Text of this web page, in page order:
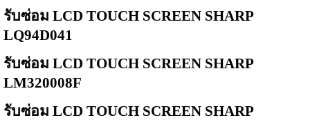
รับซ่อม LCD TOUCH SCREEN SHARP
LQ94D041
รับซ่อม LCD TOUCH SCREEN SHARP
LM320008F
รับซ่อม LCD TOUCH SCREEN SHARP